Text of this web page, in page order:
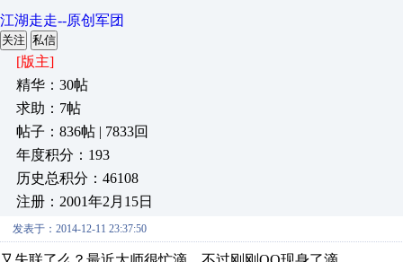
江湖走走--原创军团
关注 私信
[版主]
精华：30帖
求助：7帖
帖子：836帖 | 7833回
年度积分：193
历史总积分：46108
注册：2001年2月15日
发表于：2014-12-11 23:37:50